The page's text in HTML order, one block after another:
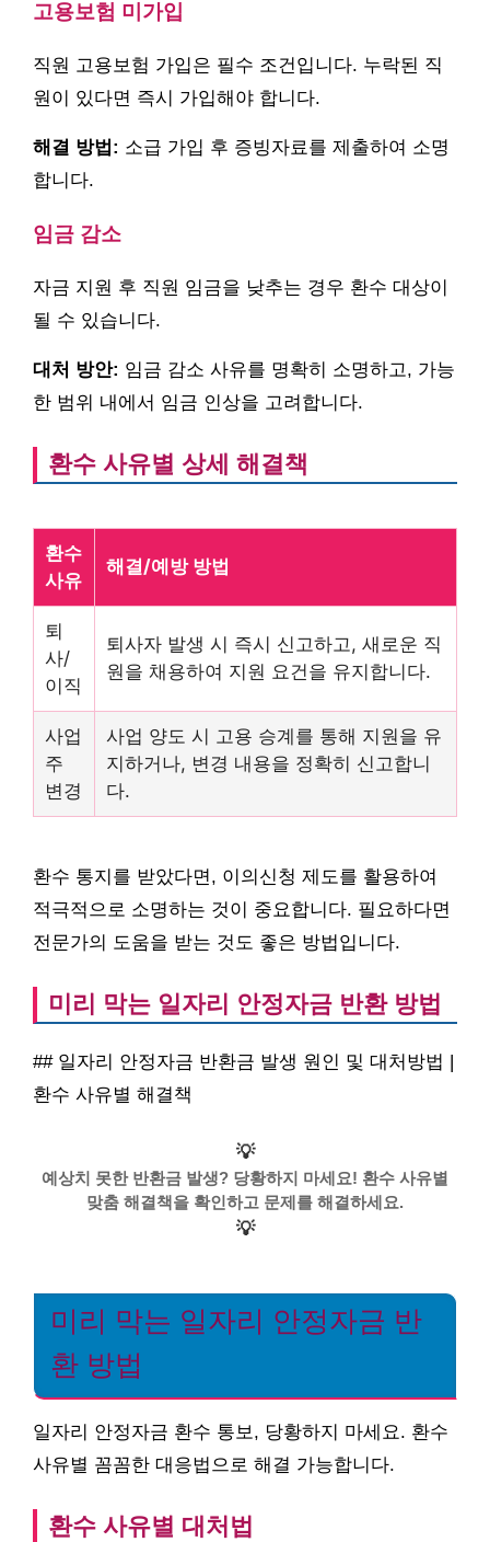
고용보험 미가입
직원 고용보험 가입은 필수 조건입니다. 누락된 직
원이 있다면 즉시 가입해야 합니다.
해결 방법: 소급 가입 후 증빙자료를 제출하여 소명
합니다.
임금 감소
자금 지원 후 직원 임금을 낮추는 경우 환수 대상이
될 수 있습니다.
대처 방안: 임금 감소 사유를 명확히 소명하고, 가능
한 범위 내에서 임금 인상을 고려합니다.
환수 사유별 상세 해결책
환수
사유
해결/예방 방법
퇴
사/
이직
퇴사자 발생 시 즉시 신고하고, 새로운 직
원을 채용하여 지원 요건을 유지합니다.
사업
주
변경
사업 양도 시 고용 승계를 통해 지원을 유
지하거나, 변경 내용을 정확히 신고합니
다.
환수 통지를 받았다면, 이의신청 제도를 활용하여
적극적으로 소명하는 것이 중요합니다. 필요하다면
전문가의 도움을 받는 것도 좋은 방법입니다.
미리 막는 일자리 안정자금 반환 방법
## 일자리 안정자금 반환금 발생 원인 및 대처방법 |
환수 사유별 해결책
💡
예상치 못한 반환금 발생? 당황하지 마세요! 환수 사유별
맞춤 해결책을 확인하고 문제를 해결하세요.
💡
미리 막는 일자리 안정자금 반
환 방법
일자리 안정자금 환수 통보, 당황하지 마세요. 환수
사유별 꼼꼼한 대응법으로 해결 가능합니다.
환수 사유별 대처법